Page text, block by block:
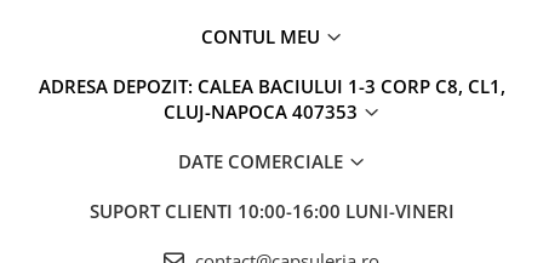
CONTUL MEU
ADRESA DEPOZIT: CALEA BACIULUI 1-3 CORP C8, CL1,
CLUJ-NAPOCA 407353
DATE COMERCIALE
SUPORT CLIENTI 10:00-16:00 LUNI-VINERI